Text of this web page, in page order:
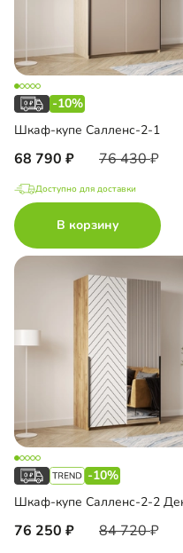
-10%
Шкаф-купе Салленс-2-1
68 790 76 430
Доступно для доставки
В корзину
-10%
Шкаф-купе Салленс-2-2
76 250 84 720